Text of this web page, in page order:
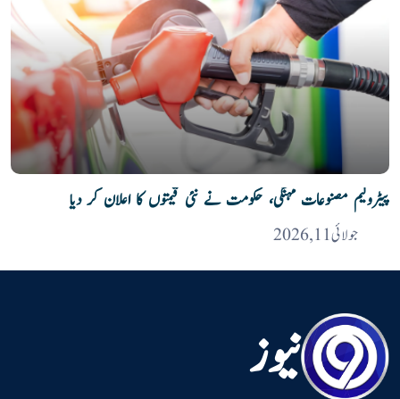
پیٹرولیم مصنوعات مہنگی، حکومت نے نئی قیمتوں کا اعلان کر دیا
جولائی 11, 2026
نیوز